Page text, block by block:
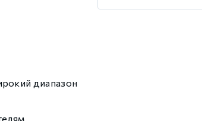
диапазон